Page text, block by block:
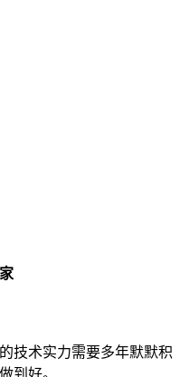
技术实力需要多年默默积
到好。